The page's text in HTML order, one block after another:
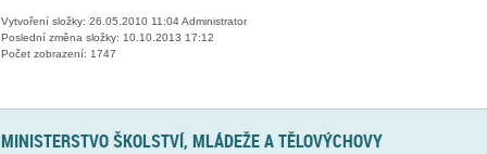
Vytvoření složky: 26.05.2010 11:04 Administrator
Poslední změna složky: 10.10.2013 17:12
Počet zobrazení: 1747
MINISTERSTVO ŠKOLSTVÍ, MLÁDEŽE A TĚLOVÝCHOVY